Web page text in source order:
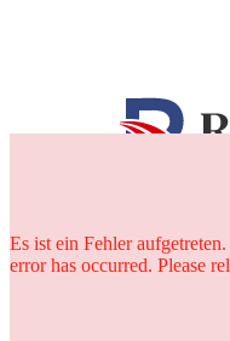
25
Es ist ein Fehler
error has occurred. Please